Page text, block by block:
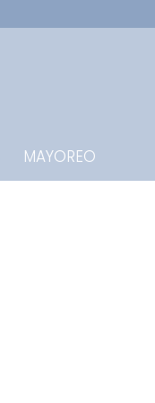
MAYOREO